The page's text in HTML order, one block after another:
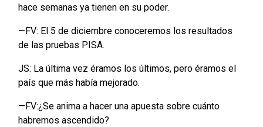
hace semanas ya tienen en su poder.
—FV: El 5 de diciembre conoceremos los resultados
de las pruebas PISA.
JS: La última vez éramos los últimos, pero éramos el
país que más había mejorado.
—FV:¿Se anima a hacer una apuesta sobre cuánto
habremos ascendido?